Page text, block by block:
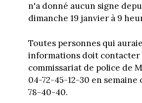
n'a donné aucun signe
dimanche 19 janvier à 9
Toutes personnes qui
informations doit contacter
commissariat de police de
04-72-45-12-30 en semaine
78-40-40.